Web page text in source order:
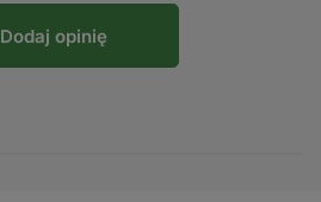
Dodaj opinię